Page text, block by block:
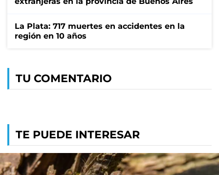
La Plata: 717 muertes en accidentes en la
región en 10 años
TU COMENTARIO
TE PUEDE INTERESAR